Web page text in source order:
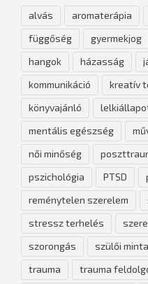
alvás aromaterápia
függőség
gyermekjog
hangok
házasság
kommunikáció
kreatív
könyvajánló
mentális egészség
női minőség
pszichológia
PTSD
reménytelen szerelem
stressz terhelés
szorongás
szülői minta
trauma
trauma